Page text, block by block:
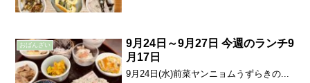
おばんざい
9月24日～9月27日 今週のランチ9
月17日
9月24日(水)前菜ヤンニョムうずらきの...